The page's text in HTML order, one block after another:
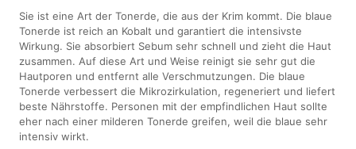
Sie ist eine Art der Tonerde, die aus der Krim kommt. Die blaue
Tonerde ist reich an Kobalt und garantiert die intensivste
Wirkung. Sie absorbiert Sebum sehr schnell und zieht die Haut
zusammen. Auf diese Art und Weise reinigt sie sehr gut die
Hautporen und entfernt alle Verschmutzungen. Die blaue
Tonerde verbessert die Mikrozirkulation, regeneriert und liefert
beste Nährstoffe. Personen mit der empfindlichen Haut sollte
eher nach einer milderen Tonerde greifen, weil die blaue sehr
intensiv wirkt.